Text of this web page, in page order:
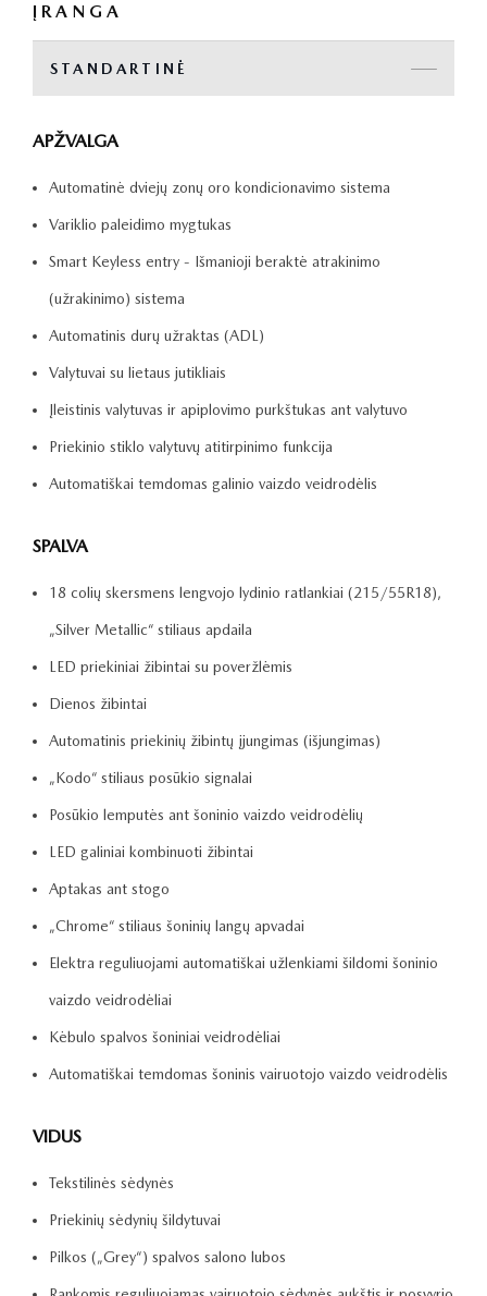
ĮRANGA
STANDARTINĖ
APŽVALGA
Automatinė dviejų zonų oro kondicionavimo sistema
Variklio paleidimo mygtukas
Smart Keyless entry - Išmanioji beraktė atrakinimo
(užrakinimo) sistema
Automatinis durų užraktas (ADL)
Valytuvai su lietaus jutikliais
Įleistinis valytuvas ir apiplovimo purkštukas ant valytuvo
Priekinio stiklo valytuvų atitirpinimo funkcija
Automatiškai temdomas galinio vaizdo veidrodėlis
SPALVA
18 colių skersmens lengvojo lydinio ratlankiai (215/55R18),
„Silver Metallic“ stiliaus apdaila
LED priekiniai žibintai su poveržlėmis
Dienos žibintai
Automatinis priekinių žibintų įjungimas (išjungimas)
„Kodo“ stiliaus posūkio signalai
Posūkio lemputės ant šoninio vaizdo veidrodėlių
LED galiniai kombinuoti žibintai
Aptakas ant stogo
„Chrome“ stiliaus šoninių langų apvadai
Elektra reguliuojami automatiškai užlenkiami šildomi šoninio
vaizdo veidrodėliai
Kėbulo spalvos šoniniai veidrodėliai
Automatiškai temdomas šoninis vairuotojo vaizdo veidrodėlis
VIDUS
Tekstilinės sėdynės
Priekinių sėdynių šildytuvai
Pilkos („Grey“) spalvos salono lubos